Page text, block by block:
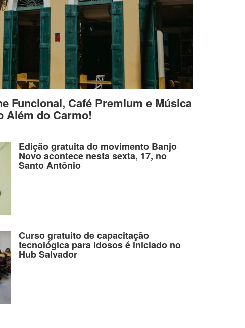
Funcional, Café Premium e Música
Além do Carmo!
Edição gratuita do movimento Banjo
Novo acontece nesta sexta, 17, no
Santo Antônio
Curso gratuito de capacitação
tecnológica para idosos é iniciado no
Hub Salvador